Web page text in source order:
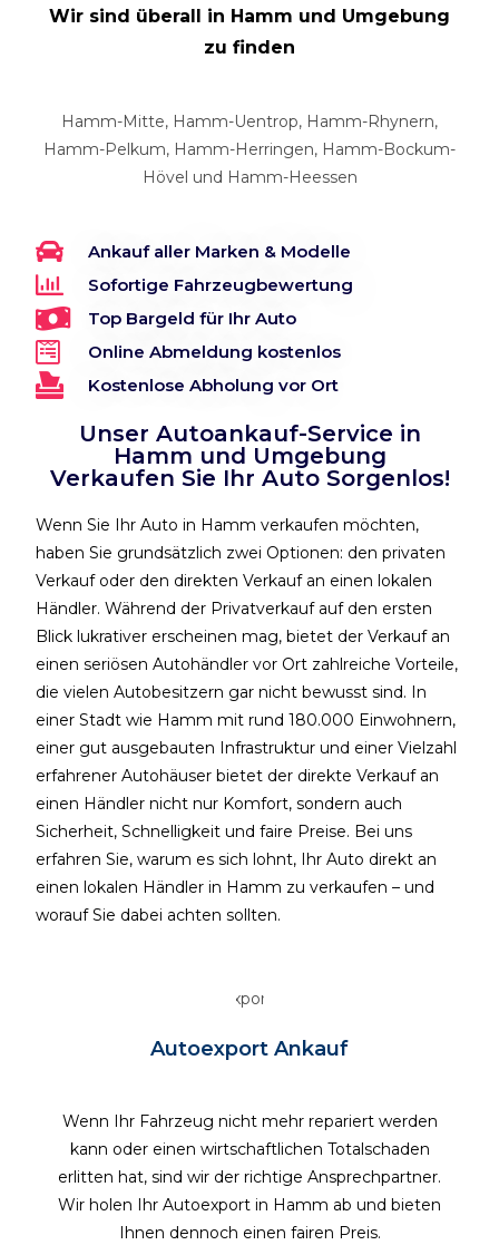
Wir sind überall in Hamm und Umgebung
zu finden
Hamm-Mitte, Hamm-Uentrop, Hamm-Rhynern,
Hamm-Pelkum, Hamm-Herringen, Hamm-Bockum-
Hövel und Hamm-Heessen
Ankauf aller Marken & Modelle
Sofortige Fahrzeugbewertung
Top Bargeld für Ihr Auto
Online Abmeldung kostenlos
Kostenlose Abholung vor Ort
Unser Autoankauf-Service in
Hamm und Umgebung
Verkaufen Sie Ihr Auto Sorgenlos!
Wenn Sie Ihr Auto in Hamm verkaufen möchten,
haben Sie grundsätzlich zwei Optionen: den privaten
Verkauf oder den direkten Verkauf an einen lokalen
Händler. Während der Privatverkauf auf den ersten
Blick lukrativer erscheinen mag, bietet der Verkauf an
einen seriösen Autohändler vor Ort zahlreiche Vorteile,
die vielen Autobesitzern gar nicht bewusst sind. In
einer Stadt wie Hamm mit rund 180.000 Einwohnern,
einer gut ausgebauten Infrastruktur und einer Vielzahl
erfahrener Autohäuser bietet der direkte Verkauf an
einen Händler nicht nur Komfort, sondern auch
Sicherheit, Schnelligkeit und faire Preise. Bei uns
erfahren Sie, warum es sich lohnt, Ihr Auto direkt an
einen lokalen Händler in Hamm zu verkaufen – und
worauf Sie dabei achten sollten.
Autoexport Ankauf
Wenn Ihr Fahrzeug nicht mehr repariert werden
kann oder einen wirtschaftlichen Totalschaden
erlitten hat, sind wir der richtige Ansprechpartner.
Wir holen Ihr Autoexport in Hamm ab und bieten
Ihnen dennoch einen fairen Preis.